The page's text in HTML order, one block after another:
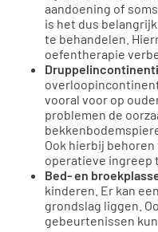
aandoening of
is het dus
te behandelen.
oefentherapie
vooral voor op
problemen de
Ook hierbij
operatieve ingreep
Bed- en
kinderen. Er kan
grondslag liggen.
gebeurtenissen